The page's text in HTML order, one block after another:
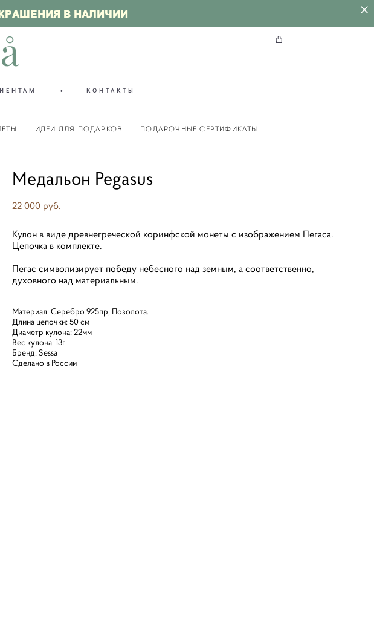
В НАЛИЧИИ
• КОНТАКТЫ
ИДЕИ ДЛЯ ПОДАРКОВ ПОДАРОЧНЫЕ СЕРТИФИКАТЫ
Медальон Pegasus
22 000 pуб.
Кулон в виде древнегреческой коринфской монеты с изображением Пегаса.
Цепочка в комплекте.
Пегас символизирует победу небесного над земным, а соответственно,
духовного над материальным.
Материал: Серебро 925пр, Позолота.
Длина цепочки: 50 см
Диаметр кулона: 22мм
Вес кулона: 13г
Бренд: Sessa
Сделано в России